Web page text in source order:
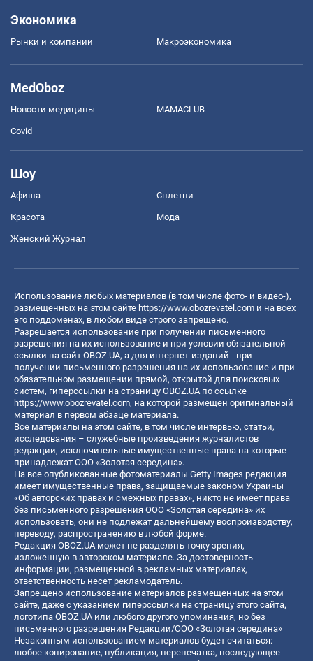
Экономика
Рынки и компании Mакроэкономика
MedOboz
Новости медицины MAMACLUB
Covid
Шоу
Афиша Сплетни
Красота Мода
Женский Журнал
Использование любых материалов (в том числе фото- и видео-),
размещенных на этом сайте https://www.obozrevatel.com и на всех
его поддоменах, в любом виде строго запрещено.
Разрешается использование при получении письменного
разрешения на их использование и при условии обязательной
ссылки на сайт OBOZ.UA, а для интернет-изданий - при
получении письменного разрешения на их использование и при
обязательном размещении прямой, открытой для поисковых
систем, гиперссылки на страницу OBOZ.UA по ссылке
https://www.obozrevatel.com, на которой размещен оригинальный
материал в первом абзаце материала.
Все материалы на этом сайте, в том числе интервью, статьи,
исследования – служебные произведения журналистов
редакции, исключительные имущественные права на которые
принадлежат ООО «Золотая середина».
На все опубликованные фотоматериалы Getty Images редакция
имеет имущественные права, защищаемые законом Украины
«Об авторских правах и смежных правах», никто не имеет права
без письменного разрешения ООО «Золотая середина» их
использовать, они не подлежат дальнейшему воспроизводству,
переводу, распространению в любой форме.
Редакция OBOZ.UA может не разделять точку зрения,
изложенную в авторском материале. За достоверность
информации, размещенной в рекламных материалах,
ответственность несет рекламодатель.
Запрещено использование материалов размещенных на этом
сайте, даже с указанием гиперссылки на страницу этого сайта,
логотипа OBOZ.UA или любого другого упоминания, но без
письменного разрешения Редакции/ООО «Золотая середина»
Незаконным использованием материалов будет считаться:
любое копирование, публикация, перепечатка, последующее